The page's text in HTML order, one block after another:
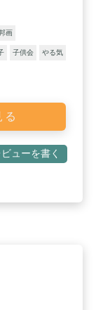
画
子供会 やる気
ビューを書く